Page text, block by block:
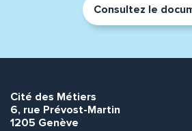
Consultez le
Cité des Métiers
6, rue Prévost-Martin
1205 Genève